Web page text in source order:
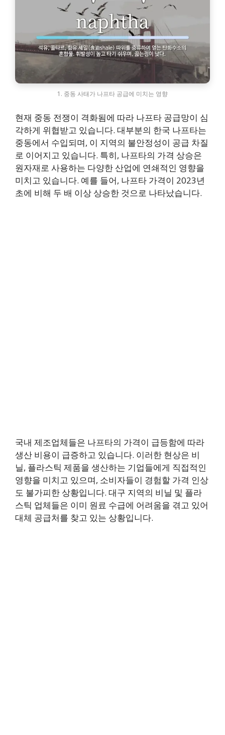
1. 중동 사태가 나프타 공급에 미치는 영향
현재 중동 전쟁이 격화됨에 따라 나프타 공급망이 심
각하게 위협받고 있습니다. 대부분의 한국 나프타는
중동에서 수입되며, 이 지역의 불안정성이 공급 차질
로 이어지고 있습니다. 특히, 나프타의 가격 상승은
원자재로 사용하는 다양한 산업에 연쇄적인 영향을
미치고 있습니다. 예를 들어, 나프타 가격이 2023년
초에 비해 두 배 이상 상승한 것으로 나타났습니다.
국내 제조업체들은 나프타의 가격이 급등함에 따라
생산 비용이 급증하고 있습니다. 이러한 현상은 비
닐, 플라스틱 제품을 생산하는 기업들에게 직접적인
영향을 미치고 있으며, 소비자들이 경험할 가격 인상
도 불가피한 상황입니다. 대구 지역의 비닐 및 플라
스틱 업체들은 이미 원료 수급에 어려움을 겪고 있어
대체 공급처를 찾고 있는 상황입니다.